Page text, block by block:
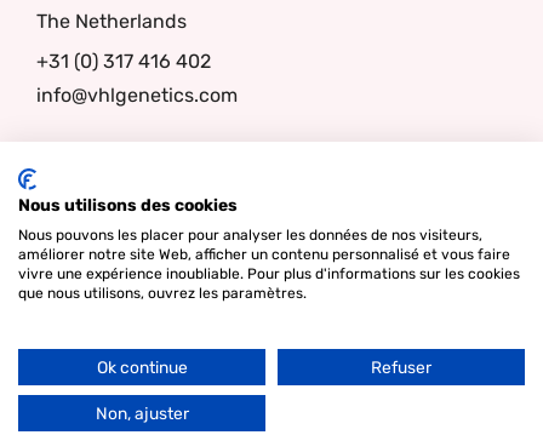
The Netherlands
+31 (0) 317 416 402
info@vhlgenetics.com
Follow us
© Copyright 2026 - Lamper Design Waddinxveen |
conditions
Nous utilisons des cookies
Nous pouvons les placer pour analyser les données de nos visiteurs,
améliorer notre site Web, afficher un contenu personnalisé et vous faire
vivre une expérience inoubliable. Pour plus d'informations sur les cookies
que nous utilisons, ouvrez les paramètres.
Ok continue Refuser
Non, ajuster